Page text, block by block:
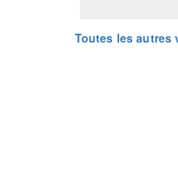
Toutes les